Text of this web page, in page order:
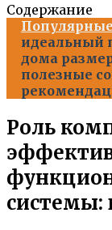
Содержание
идеальный
дома
полезные
Роль
системы: